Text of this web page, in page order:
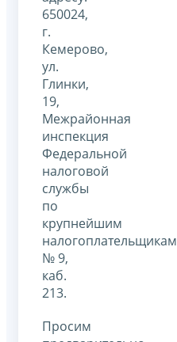
650024,
г.
Кемерово,
ул.
Глинки,
19,
Межрайонная
инспекция
Федеральной
налоговой
службы
по
крупнейшим
налогоплательщикам
№ 9,
каб.
213.
Просим